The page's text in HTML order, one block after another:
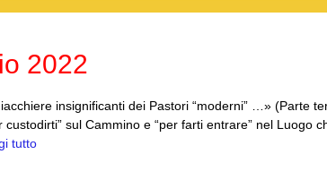
2022
insignificanti dei Pastori “moderni” …» (Parte
sul Cammino e “per farti entrare” nel Luogo
tutto